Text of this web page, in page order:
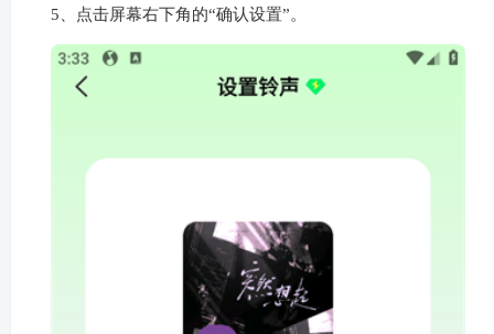
5、点击屏幕右下角的“确认设置”。